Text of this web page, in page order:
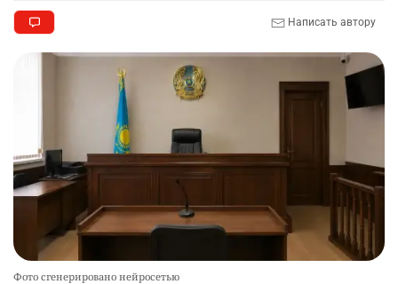
Написать автору
Фото сгенерировано нейросетью